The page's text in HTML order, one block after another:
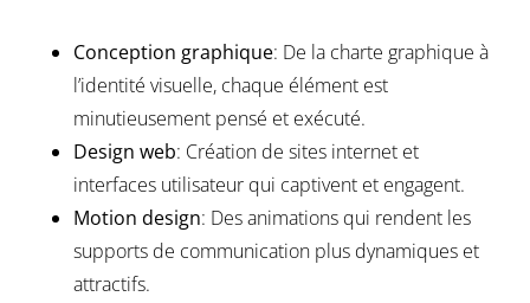
Conception graphique: De la charte graphique à
l’identité visuelle, chaque élément est
minutieusement pensé et exécuté.
Design web: Création de sites internet et
interfaces utilisateur qui captivent et engagent.
Motion design: Des animations qui rendent les
supports de communication plus dynamiques et
attractifs.